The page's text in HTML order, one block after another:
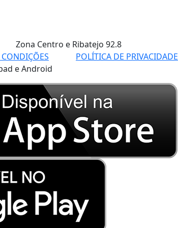
Zona Centro e Ribatejo 92.8
POLÍTICA DE PRIVACIDADE
e Android